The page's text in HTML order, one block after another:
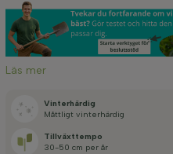
Placering
Blomfärg
Läs mer
Vinterhärdig
Måttligt vinterhärdig
Tillväxt­tempo
30-50 cm per år